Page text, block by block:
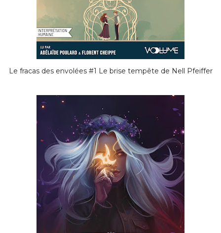
Le fracas des envolées #1 Le brise tempête de Nell Pfeiffer